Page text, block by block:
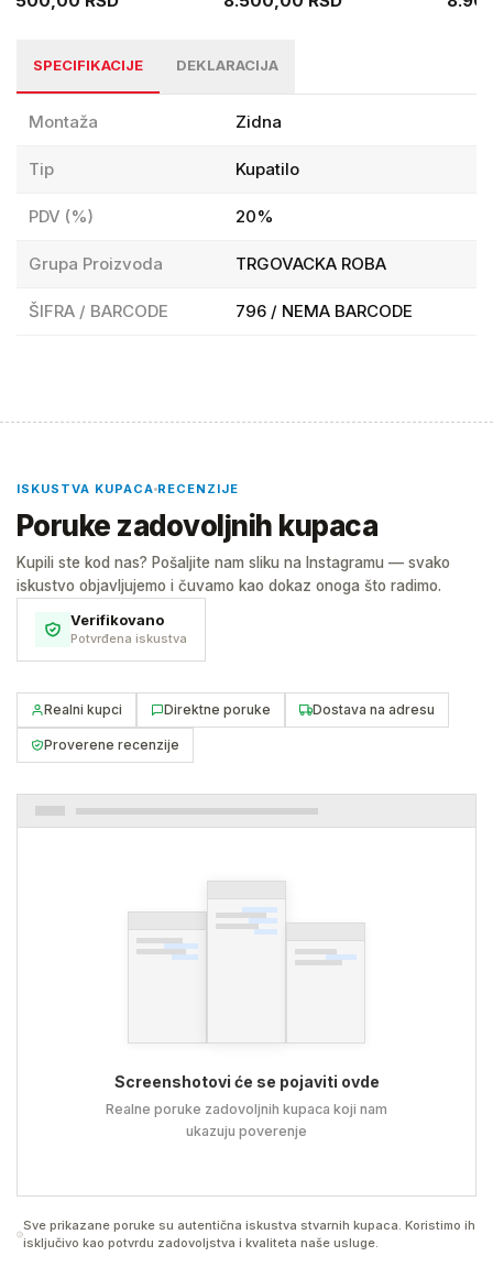
SPECIFIKACIJE DEKLARACIJA
Montaža Zidna
Tip Kupatilo
PDV (%) 20%
Grupa Proizvoda TRGOVACKA ROBA
ŠIFRA / BARCODE 796 / NEMA BARCODE
ISKUSTVA KUPACA RECENZIJE
Poruke zadovoljnih kupaca
Kupili ste kod nas? Pošaljite nam sliku na Instagramu — svako
iskustvo objavljujemo i čuvamo kao dokaz onoga što radimo.
Verifikovano
Potvrđena iskustva
Realni kupci Direktne poruke Dostava na adresu
Proverene recenzije
Screenshotovi će se pojaviti ovde
Realne poruke zadovoljnih kupaca koji nam
ukazuju poverenje
Sve prikazane poruke su autentična iskustva stvarnih kupaca. Koristimo ih
isključivo kao potvrdu zadovoljstva i kvaliteta naše usluge.